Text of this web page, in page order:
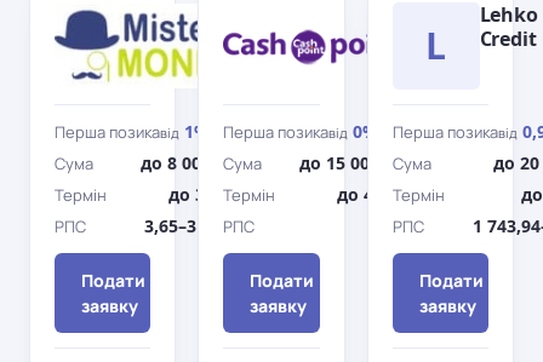
Мані
Перша позикавід 1% /день
Сума до 8 000 грн
Термін до 30 дн.
РПС 3,65–3 546%
Подати
заявку
Cashpoint
Перша позикавід 0% /день
Сума до 15 000 грн
Термін до 45 дн.
РПС 0%
Подати
заявку
L
Lehko
Credit
Перша позикавід
Сума до 20
Термін
РПС 1
Подати
заявку